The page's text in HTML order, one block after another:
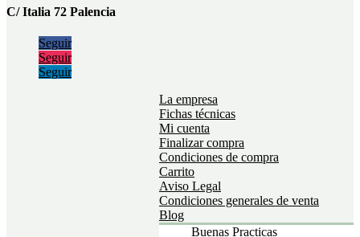
C/ Italia 72 Palencia
Seguir
Seguir
Seguir
La empresa
Fichas técnicas
Mi cuenta
Finalizar compra
Condiciones de compra
Carrito
Aviso Legal
Condiciones generales de venta
Blog
Buenas Practicas